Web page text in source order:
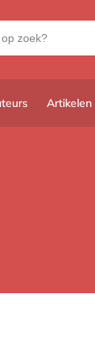
Artikelen